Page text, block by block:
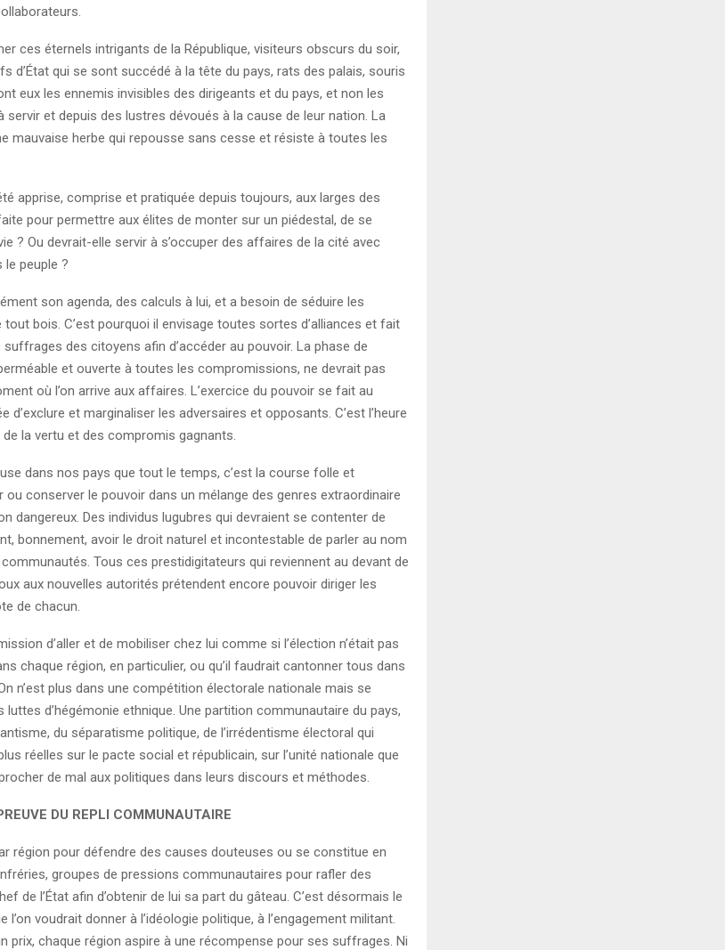
ces éternels intrigants de la République, visiteurs obscurs du soir,
d’État qui se sont succédé à la tête du pays, rats des palais, souris
eux les ennemis invisibles des dirigeants et du pays, et non les
et depuis des lustres dévoués à la cause de leur nation. La
mauvaise herbe qui repousse sans cesse et résiste à toutes les
apprise, comprise et pratiquée depuis toujours, aux larges des
pour permettre aux élites de monter sur un piédestal, de se
? Ou devrait-elle servir à s’occuper des affaires de la cité avec
peuple ?
son agenda, des calculs à lui, et a besoin de séduire les
bois. C’est pourquoi il envisage toutes sortes d’alliances et fait
des citoyens afin d’accéder au pouvoir. La phase de
et ouverte à toutes les compromissions, ne devrait pas
où l’on arrive aux affaires. L’exercice du pouvoir se fait au
d’exclure et marginaliser les adversaires et opposants. C’est l’heure
de la vertu et des compromis gagnants.
dans nos pays que tout le temps, c’est la course folle et
conserver le pouvoir dans un mélange des genres extraordinaire
dangereux. Des individus lugubres qui devraient se contenter de
bonnement, avoir le droit naturel et incontestable de parler au nom
Tous ces prestidigitateurs qui reviennent au devant de
aux nouvelles autorités prétendent encore pouvoir diriger les
de chacun.
d’aller et de mobiliser chez lui comme si l’élection n’était pas
chaque région, en particulier, ou qu’il faudrait cantonner tous dans
n’est plus dans une compétition électorale nationale mais se
d’hégémonie ethnique. Une partition communautaire du pays,
du séparatisme politique, de l’irrédentisme électoral qui
réelles sur le pacte social et républicain, sur l’unité nationale que
de mal aux politiques dans leurs discours et méthodes.
DU REPLI COMMUNAUTAIRE
région pour défendre des causes douteuses ou se constitue en
groupes de pressions communautaires pour rafler des
de l’État afin d’obtenir de lui sa part du gâteau. C’est désormais le
l’on voudrait donner à l’idéologie politique, à l’engagement militant.
prix, chaque région aspire à une récompense pour ses suffrages. Ni